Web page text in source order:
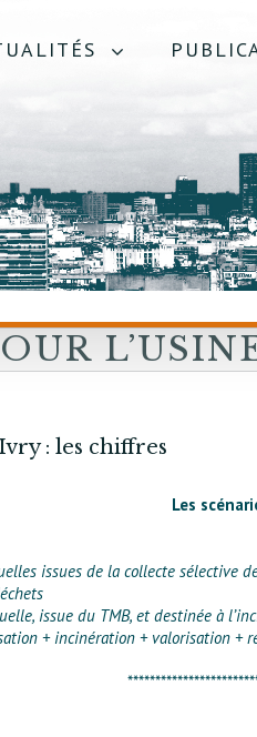
: les chiffres
Les
issues de la collecte sélective
issue du TMB, et destinée à
+ incinération + valorisation +